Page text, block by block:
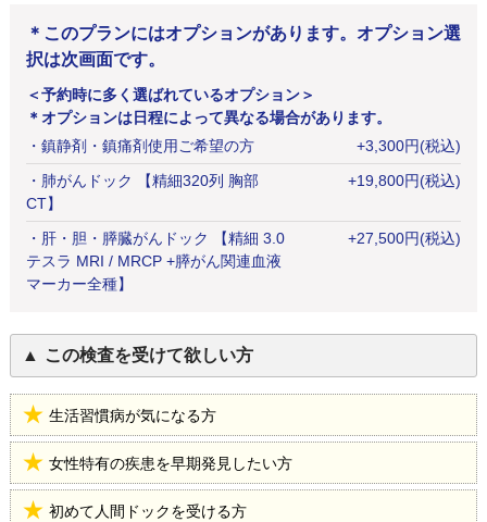
＊このプランにはオプションがあります。オプション選
択は次画面です。
＜予約時に多く選ばれているオプション＞
＊オプションは日程によって異なる場合があります。
・ 鎮静剤・鎮痛剤使用ご希望の方 +3,300円(税込)
・ 肺がんドック 【精細320列 胸部
CT】
+19,800円(税込)
・ 肝・胆・膵臓がんドック 【精細 3.0
テスラ MRI / MRCP +膵がん関連血液
マーカー全種】
+27,500円(税込)
この検査を受けて欲しい方
生活習慣病が気になる方
女性特有の疾患を早期発見したい方
初めて人間ドックを受ける方